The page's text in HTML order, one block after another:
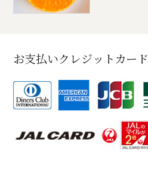
お支払いクレジットカード